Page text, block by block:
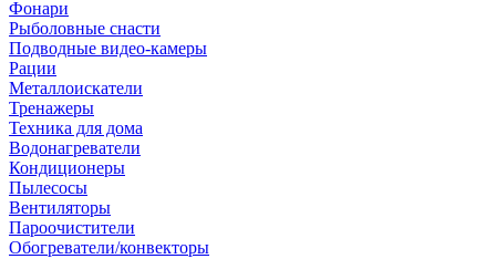
Фонари
Рыболовные снасти
Подводные видео-камеры
Рации
Металлоискатели
Тренажеры
Техника для дома
Водонагреватели
Кондиционеры
Пылесосы
Вентиляторы
Пароочистители
Обогреватели/конвекторы